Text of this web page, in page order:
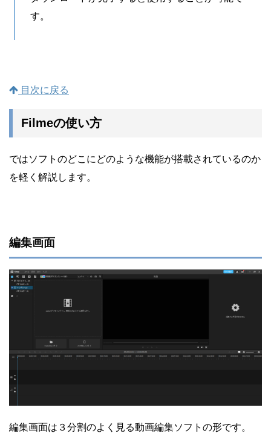
す。
目次に戻る
Filmeの使い方
ではソフトのどこにどのような機能が搭載されているのか
を軽く解説します。
編集画面
編集画面は３分割のよく見る動画編集ソフトの形です。